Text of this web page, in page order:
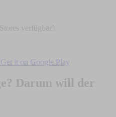
verfügbar!
Darum will der